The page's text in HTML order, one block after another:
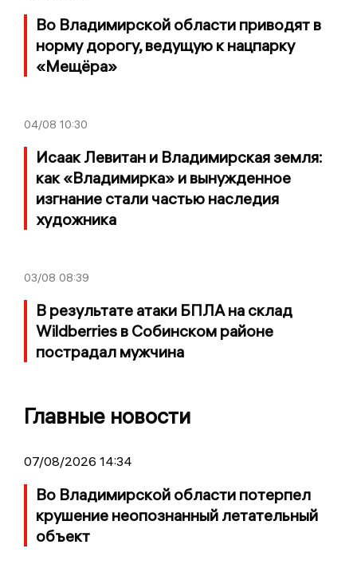
Во Владимирской области приводят в
норму дорогу, ведущую к нацпарку
«Мещёра»
04/08 10:30
Исаак Левитан и Владимирская земля:
как «Владимирка» и вынужденное
изгнание стали частью наследия
художника
03/08 08:39
В результате атаки БПЛА на склад
Wildberries в Собинском районе
пострадал мужчина
Главные новости
07/08/2026 14:34
Во Владимирской области потерпел
крушение неопознанный летательный
объект